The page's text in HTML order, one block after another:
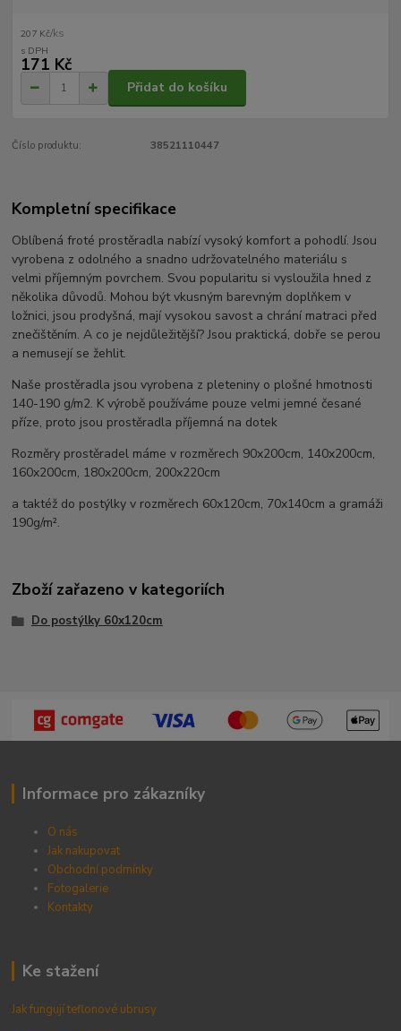
207 Kč/ks
171 Kč
Přidat do košíku
Číslo produktu: 38521110447
Kompletní specifikace
Oblíbená froté prostěradla nabízí vysoký komfort a pohodlí. Jsou
vyrobena z odolného a snadno udržovatelného materiálu s
velmi příjemným povrchem. Svou popularitu si vysloužila hned z
několika důvodů. Mohou být vkusným barevným doplňkem v
ložnici, jsou prodyšná, mají vysokou savost a chrání matraci před
znečištěním. A co je nejdůležitější? Jsou praktická, dobře se perou
a nemusejí se žehlit.
Naše prostěradla jsou vyrobena z pleteniny o plošné hmotnosti
140-190 g/m2. K výrobě používáme pouze velmi jemné česané
příze, proto jsou prostěradla příjemná na dotek
Rozměry prostěradel máme v rozměrech 90x200cm, 140x200cm,
160x200cm, 180x200cm, 200x220cm
a taktéž do postýlky v rozměrech 60x120cm, 70x140cm a gramáži
190g/m².
Zboží zařazeno v kategoriích
Do postýlky 60x120cm
Informace pro zákazníky
O nás
Jak nakupovat
Obchodní podmínky
Fotogalerie
Kontakty
Ke stažení
Jak fungují teflonové ubrusy